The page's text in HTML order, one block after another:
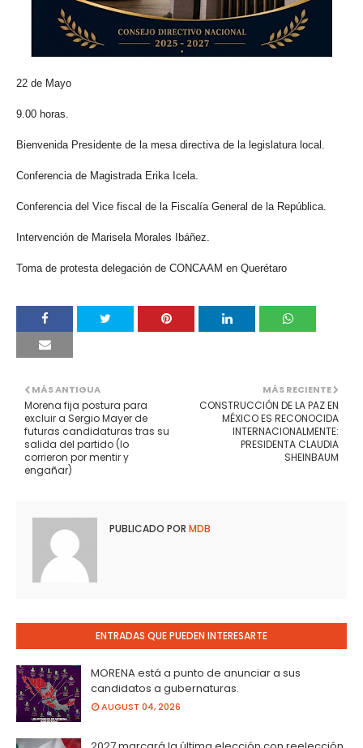
22 de Mayo
9.00 horas.
Bienvenida Presidente de la mesa directiva de la legislatura local.
Conferencia de Magistrada Erika Icela.
Conferencia del Vice fiscal de la Fiscalía General de la República.
Intervención de Marisela Morales Ibáñez.
Toma de protesta delegación de CONCAAM en Querétaro
MÁS RECIENTE
CONSTRUCCIÓN DE LA PAZ EN
MÉXICO ES RECONOCIDA
INTERNACIONALMENTE:
PRESIDENTA CLAUDIA
SHEINBAUM
MÁS ANTIGUA
Morena fija postura para
excluir a Sergio Mayer de
futuras candidaturas tras su
salida del partido (lo
corrieron por mentir y
engañar)
PUBLICADO POR MDB
ENTRADAS QUE PUEDEN INTERESARTE
MORENA está a punto de anunciar a sus
candidatos a gubernaturas.
AUGUST 04, 2026